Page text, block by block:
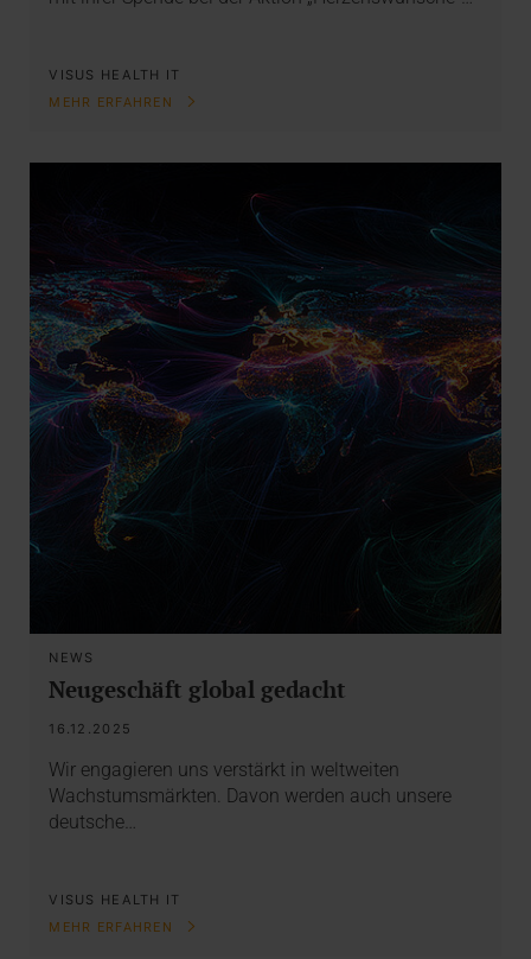
VISUS HEALTH IT
MEHR ERFAHREN
NEWS
Neugeschäft global gedacht
16.12.2025
Wir engagieren uns verstärkt in weltweiten
Wachstumsmärkten. Davon werden auch unsere
deutsche…
VISUS HEALTH IT
MEHR ERFAHREN